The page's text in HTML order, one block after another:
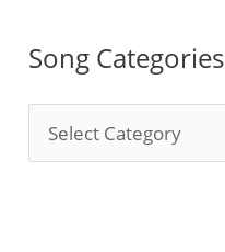
Song Categories
o